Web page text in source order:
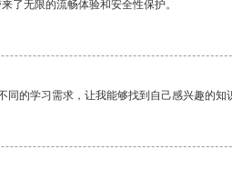
了无限的流畅体验和安全性保护。
的学习需求，让我能够找到自己感兴趣的知